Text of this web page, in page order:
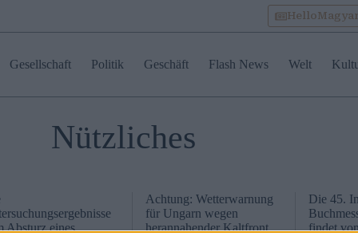
HelloMagyar
Gesellschaft Politik Geschäft Flash News Welt
Nützliches
Absturz eines
Achtung: Wetterwarnung
für Ungarn wegen
herannahender Kaltfront
Die 45.
findet